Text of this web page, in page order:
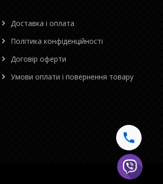
Доставка і оплата
Політика конфіденційності
Договір оферти
Умови оплати і повернення товару